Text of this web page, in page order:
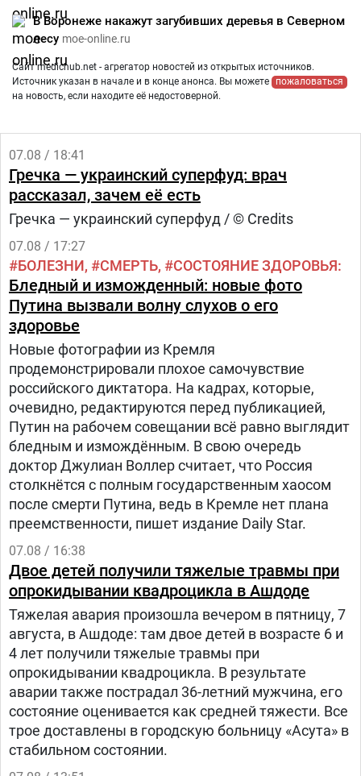
В Воронеже накажут загубивших деревья в Северном
лесу moe-online.ru
Сайт medichub.net - агрегатор новостей из открытых источников.
Источник указан в начале и в конце анонса. Вы можете
пожаловаться
на новость, если находите её недостоверной.
07.08 / 18:41
Гречка — украинский суперфуд: врач
рассказал, зачем её есть
Гречка — украинский суперфуд / © Credits
07.08 / 17:27
БОЛЕЗНИ СМЕРТЬ СОСТОЯНИЕ ЗДОРОВЬЯ
Бледный и изможденный: новые фото
Путина вызвали волну слухов о его
здоровье
Новые фотографии из Кремля
продемонстрировали плохое самочувствие
российского диктатора. На кадрах, которые,
очевидно, редактируются перед публикацией,
Путин на рабочем совещании всё равно выглядит
бледным и измождённым. В свою очередь
доктор Джулиан Воллер считает, что Россия
столкнётся с полным государственным хаосом
после смерти Путина, ведь в Кремле нет плана
преемственности, пишет издание Daily Star.
07.08 / 16:38
Двое детей получили тяжелые травмы при
опрокидывании квадроцикла в Ашдоде
Тяжелая авария произошла вечером в пятницу, 7
августа, в Ашдоде: там двое детей в возрасте 6 и
4 лет получили тяжелые травмы при
опрокидывании квадроцикла. В результате
аварии также пострадал 36-летний мужчина, его
состояние оценивается как средней тяжести. Все
трое доставлены в городскую больницу «Асута» в
стабильном состоянии.